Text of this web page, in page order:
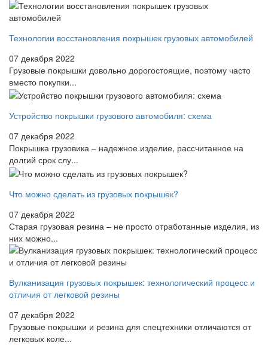
Технологии восстановления покрышек грузовых автомобилей
07 декабря 2022
Грузовые покрышки довольно дорогостоящие, поэтому часто
вместо покупки...
Устройство покрышки грузового автомобиля: схема
07 декабря 2022
Покрышка грузовика – надежное изделие, рассчитанное на
долгий срок слу...
Что можно сделать из грузовых покрышек?
07 декабря 2022
Старая грузовая резина – не просто отработанные изделия, из
них можно...
Вулканизация грузовых покрышек: технологический процесс и
отличия от легковой резины
07 декабря 2022
Грузовые покрышки и резина для спецтехники отличаются от
легковых коле...